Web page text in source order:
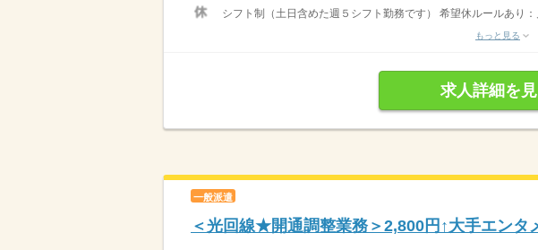
シフト制（土日含めた週５シフト勤務です） 希望休ルールあり：
もっと見る
求人詳細を
一般派遣
＜光回線★開通調整業務＞2,800円↑大手エンタ